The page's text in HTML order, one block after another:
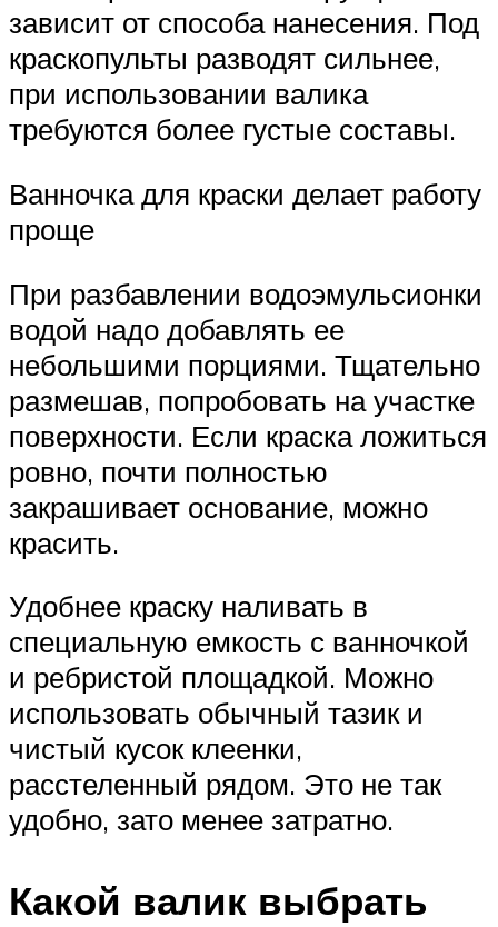
зависит от способа нанесения. Под
краскопульты разводят сильнее,
при использовании валика
требуются более густые составы.
Ванночка для краски делает работу
проще
При разбавлении водоэмульсионки
водой надо добавлять ее
небольшими порциями. Тщательно
размешав, попробовать на участке
поверхности. Если краска ложиться
ровно, почти полностью
закрашивает основание, можно
красить.
Удобнее краску наливать в
специальную емкость с ванночкой
и ребристой площадкой. Можно
использовать обычный тазик и
чистый кусок клеенки,
расстеленный рядом. Это не так
удобно, зато менее затратно.
Какой валик выбрать